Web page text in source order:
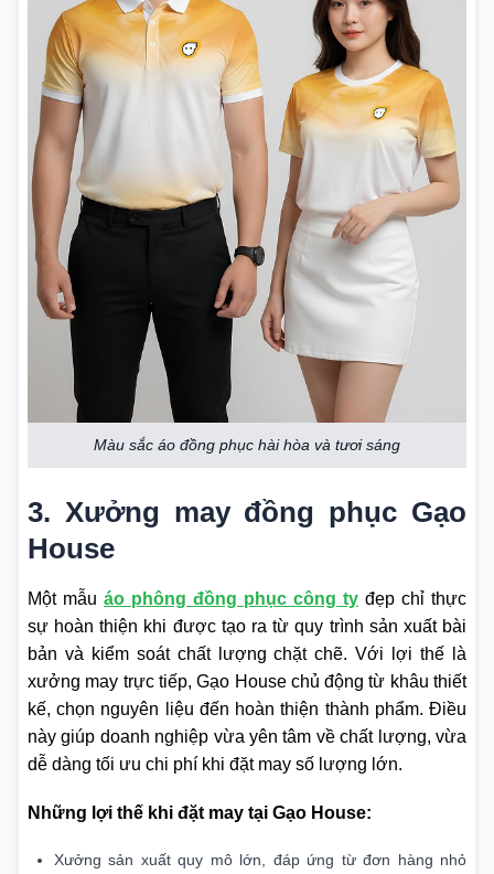
Màu sắc áo đồng phục hài hòa và tươi sáng
3. Xưởng may đồng phục Gạo
House
Một mẫu áo phông đồng phục công ty đẹp chỉ thực
sự hoàn thiện khi được tạo ra từ quy trình sản xuất bài
bản và kiểm soát chất lượng chặt chẽ. Với lợi thế là
xưởng may trực tiếp, Gạo House chủ động từ khâu thiết
kế, chọn nguyên liệu đến hoàn thiện thành phẩm. Điều
này giúp doanh nghiệp vừa yên tâm về chất lượng, vừa
dễ dàng tối ưu chi phí khi đặt may số lượng lớn.
Những lợi thế khi đặt may tại Gạo House:
Xưởng sản xuất quy mô lớn, đáp ứng từ đơn hàng nhỏ